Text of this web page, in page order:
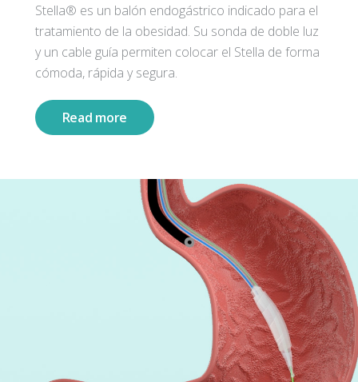
Stella® es un balón endogástrico indicado para el
tratamiento de la obesidad. Su sonda de doble luz
y un cable guía permiten colocar el Stella de forma
cómoda, rápida y segura.
Read more